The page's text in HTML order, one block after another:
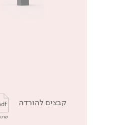
קבצים להורדה